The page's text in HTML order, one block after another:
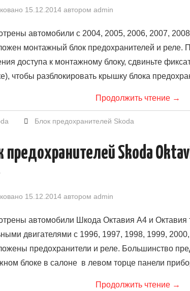
15.12.2014 автором admin
автомобили с 2004, 2005, 2006, 2007,
монтажный блок предохранителей и
доступа к монтажному блоку, сдвиньте
чтобы разблокировать крышку блока
Продолжить чтение →
Блок предохранителей Skoda
предохранителей Skoda
15.12.2014 автором admin
автомобили Шкода Октавия А4 и Октавия
двигателями с 1996, 1997, 1998, 1999,
предохранители и реле. Большинство
блоке в салоне в левом торце панели
Продолжить чтение →